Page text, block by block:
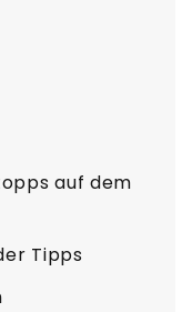
auf dem
Tipps